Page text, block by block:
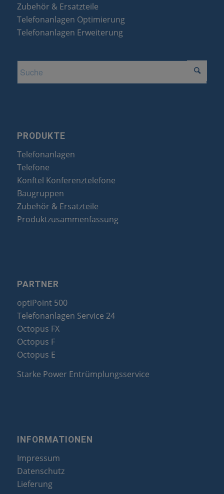
Zubehör & Ersatzteile
Telefonanlagen Optimierung
Telefonanlagen Erweiterung
PRODUKTE
Telefonanlagen
Telefone
Konftel Konferenztelefone
Baugruppen
Zubehör & Ersatzteile
Produktzusammenfassung
PARTNER
optiPoint 500
Telefonanlagen Service 24
Octopus FX
Octopus F
Octopus E
Starke Power Entrümplungsservice
INFORMATIONEN
Impressum
Datenschutz
Lieferung